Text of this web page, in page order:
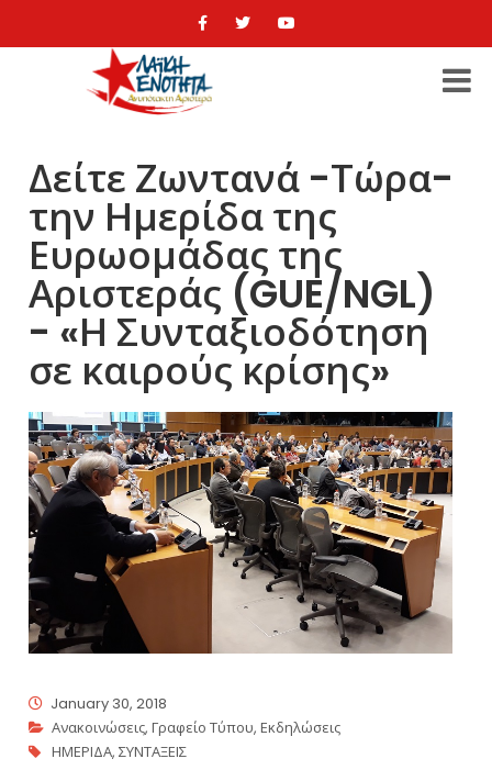
Δείτε Ζωντανά -Τώρα-
την Ημερίδα της
Ευρωομάδας της
Αριστεράς (GUE/NGL)
- «Η Συνταξιοδότηση
σε καιρούς κρίσης»
January 30, 2018
Ανακοινώσεις,Γραφείο Τύπου,Εκδηλώσεις
ΗΜΕΡΙΔΑ,ΣΥΝΤΑΞΕΙΣ